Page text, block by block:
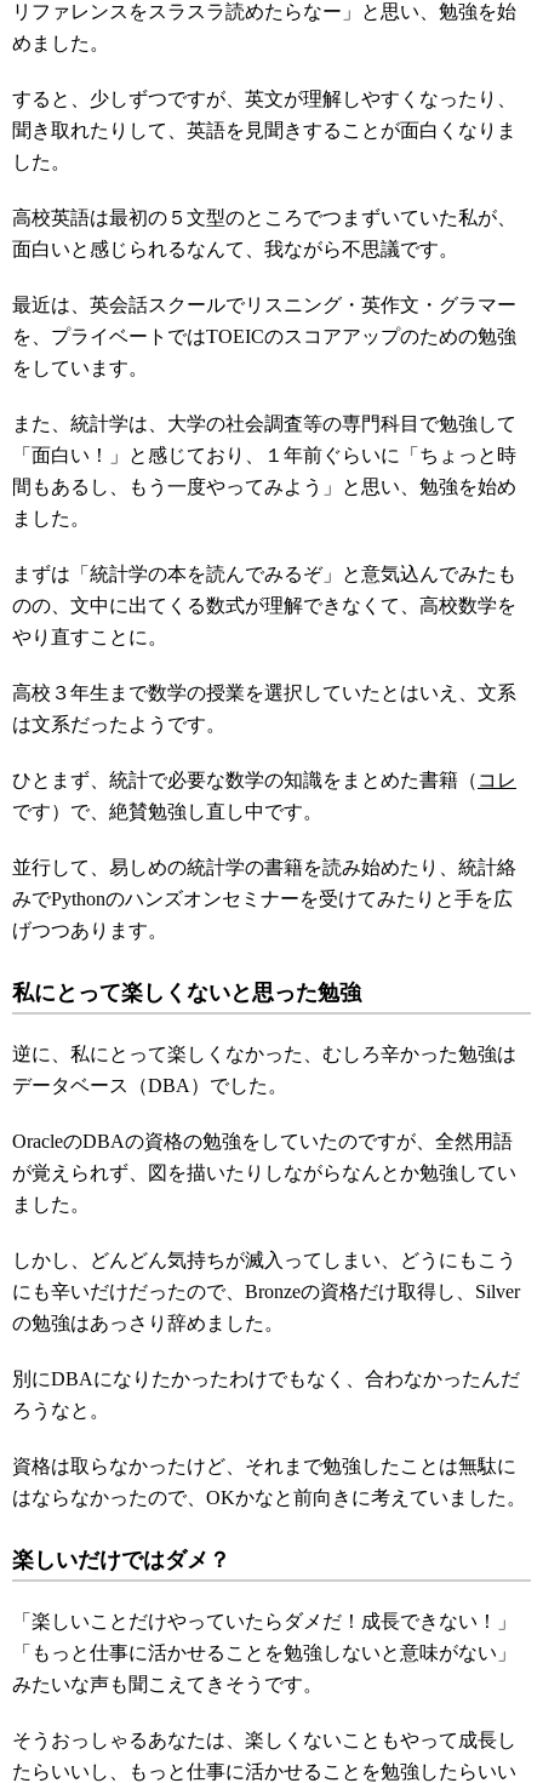
リファレンスをスラスラ読めたらなー」と思い、勉強を始
めました。
すると、少しずつですが、英文が理解しやすくなったり、
聞き取れたりして、英語を見聞きすることが面白くなりま
した。
高校英語は最初の５文型のところでつまずいていた私が、
面白いと感じられるなんて、我ながら不思議です。
最近は、英会話スクールでリスニング・英作文・グラマー
を、プライベートではTOEICのスコアアップのための勉強
をしています。
また、統計学は、大学の社会調査等の専門科目で勉強して
「面白い！」と感じており、１年前ぐらいに「ちょっと時
間もあるし、もう一度やってみよう」と思い、勉強を始め
ました。
まずは「統計学の本を読んでみるぞ」と意気込んでみたも
のの、文中に出てくる数式が理解できなくて、高校数学を
やり直すことに。
高校３年生まで数学の授業を選択していたとはいえ、文系
は文系だったようです。
ひとまず、統計で必要な数学の知識をまとめた書籍（ コレ
です）で、絶賛勉強し直し中です。
並行して、易しめの統計学の書籍を読み始めたり、統計絡
みでPythonのハンズオンセミナーを受けてみたりと手を広
げつつあります。
私にとって楽しくないと思った勉強
逆に、私にとって楽しくなかった、むしろ辛かった勉強は
データベース（DBA）でした。
OracleのDBAの資格の勉強をしていたのですが、全然用語
が覚えられず、図を描いたりしながらなんとか勉強してい
ました。
しかし、どんどん気持ちが滅入ってしまい、どうにもこう
にも辛いだけだったので、Bronzeの資格だけ取得し、Silver
の勉強はあっさり辞めました。
別にDBAになりたかったわけでもなく、合わなかったんだ
ろうなと。
資格は取らなかったけど、それまで勉強したことは無駄に
はならなかったので、OKかなと前向きに考えていました。
楽しいだけではダメ？
「楽しいことだけやっていたらダメだ！成長できない！」
「もっと仕事に活かせることを勉強しないと意味がない」
みたいな声も聞こえてきそうです。
そうおっしゃるあなたは、楽しくないこともやって成長し
たらいいし、もっと仕事に活かせることを勉強したらいい